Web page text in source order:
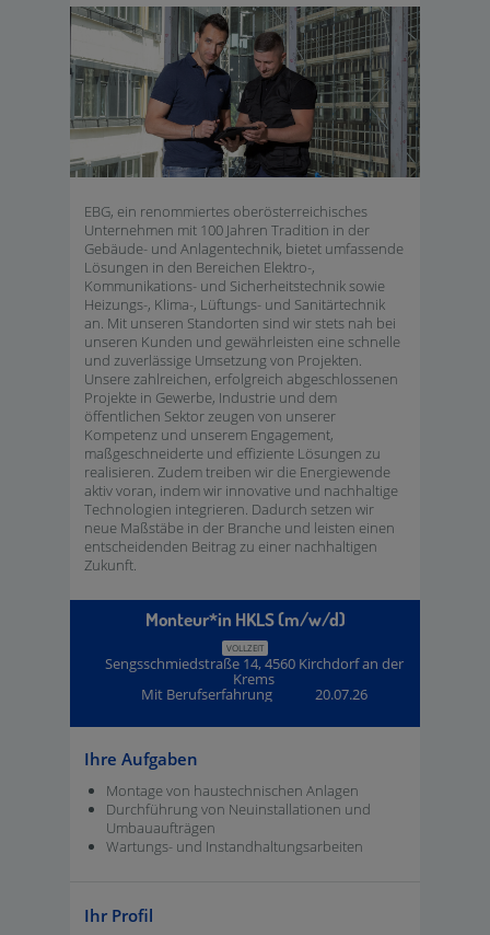
EBG, ein renommiertes oberösterreichisches
Unternehmen mit 100 Jahren Tradition in der
Gebäude- und Anlagentechnik, bietet umfassende
Lösungen in den Bereichen Elektro-,
Kommunikations- und Sicherheitstechnik sowie
Heizungs-, Klima-, Lüftungs- und Sanitärtechnik
an. Mit unseren Standorten sind wir stets nah bei
unseren Kunden und gewährleisten eine schnelle
und zuverlässige Umsetzung von Projekten.
Unsere zahlreichen, erfolgreich abgeschlossenen
Projekte in Gewerbe, Industrie und dem
öffentlichen Sektor zeugen von unserer
Kompetenz und unserem Engagement,
maßgeschneiderte und effiziente Lösungen zu
realisieren. Zudem treiben wir die Energiewende
aktiv voran, indem wir innovative und nachhaltige
Technologien integrieren. Dadurch setzen wir
neue Maßstäbe in der Branche und leisten einen
entscheidenden Beitrag zu einer nachhaltigen
Zukunft.
Monteur*in HKLS (m/w/d)
VOLLZEIT
Sengsschmiedstraße 14, 4560 Kirchdorf an der
Krems
Mit Berufserfahrung 20.07.26
Ihre Aufgaben
Montage von haustechnischen Anlagen
Durchführung von Neuinstallationen und
Umbauaufträgen
Wartungs- und Instandhaltungsarbeiten
Ihr Profil